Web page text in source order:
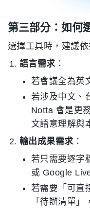
第三部分：如何
選擇工具時，建議
語言需求：
若會議全為英
若涉及中文、
Notta 會是更
文語意理解與
輸出成果需求：
若只需要逐字
或 Google
若需要「可直
「待辦清單